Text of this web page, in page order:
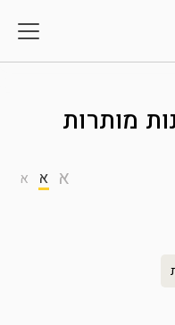
מותרות
א א א